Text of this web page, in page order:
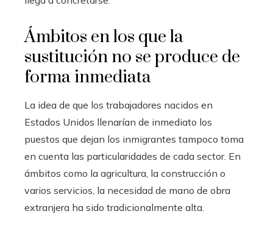
Ámbitos en los que la
sustitución no se produce de
forma inmediata
La idea de que los trabajadores nacidos en
Estados Unidos llenarían de inmediato los
puestos que dejan los inmigrantes tampoco toma
en cuenta las particularidades de cada sector. En
ámbitos como la agricultura, la construcción o
varios servicios, la necesidad de mano de obra
extranjera ha sido tradicionalmente alta.